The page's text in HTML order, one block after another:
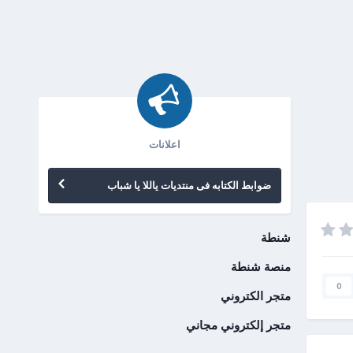
0
اعلانات
ضوابط الكتابه فى منتديات ياللا يا شباب
شنطة
منصة شنطة
متجر الكتروني
متجر إلكتروني مجاني